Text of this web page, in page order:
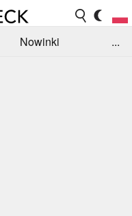
Nowinki
...